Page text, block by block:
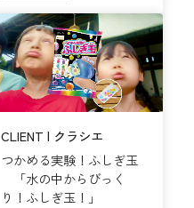
CLIENT | クラシエ
つかめる実験！ふしぎ玉
「水の中からびっく
り！ふしぎ玉！」